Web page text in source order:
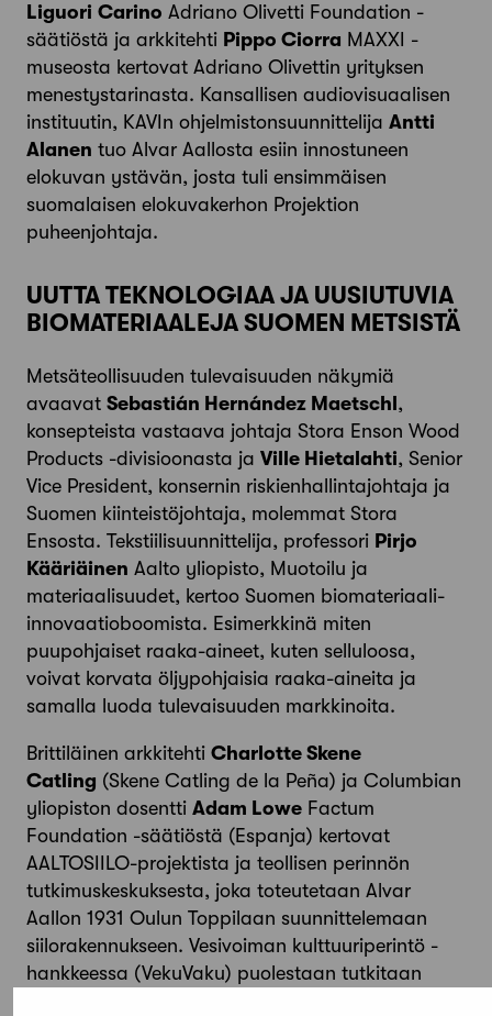
Liguori Carino Adriano Olivetti Foundation -
säätiöstä ja arkkitehti Pippo Ciorra MAXXI -
museosta kertovat Adriano Olivettin yrityksen
menestystarinasta. Kansallisen audiovisuaalisen
instituutin, KAVIn ohjelmistonsuunnittelija Antti
Alanen tuo Alvar Aallosta esiin innostuneen
elokuvan ystävän, josta tuli ensimmäisen
suomalaisen elokuvakerhon Projektion
puheenjohtaja.
UUTTA TEKNOLOGIAA JA UUSIUTUVIA
BIOMATERIAALEJA SUOMEN METSISTÄ
Metsäteollisuuden tulevaisuuden näkymiä
avaavat Sebastián Hernández Maetschl ,
konsepteista vastaava johtaja Stora Enson Wood
Products -divisioonasta ja Ville Hietalahti, Senior
Vice President, konsernin riskienhallintajohtaja ja
Suomen kiinteistöjohtaja, molemmat Stora
Ensosta. Tekstiilisuunnittelija, professori Pirjo
Kääriäinen Aalto yliopisto, Muotoilu ja
materiaalisuudet, kertoo Suomen biomateriaali-
innovaatioboomista. Esimerkkinä miten
puupohjaiset raaka-aineet, kuten selluloosa,
voivat korvata öljypohjaisia raaka-aineita ja
samalla luoda tulevaisuuden markkinoita.
Brittiläinen arkkitehti Charlotte Skene
Catling (Skene Catling de la Peña) ja Columbian
yliopiston dosentti Adam Lowe Factum
Foundation -säätiöstä (Espanja) kertovat
AALTOSIILO-projektista ja teollisen perinnön
tutkimuskeskuksesta, joka toteutetaan Alvar
Aallon 1931 Oulun Toppilaan suunnittelemaan
siilorakennukseen. Vesivoiman kulttuuriperintö -
hankkeessa (VekuVaku) puolestaan tutkitaan